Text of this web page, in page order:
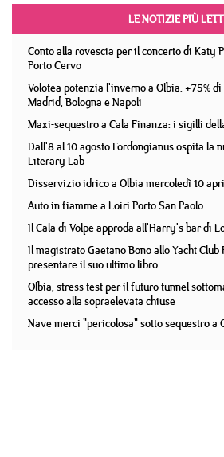
LE NOTIZIE PIÙ
Conto alla rovescia per il concerto di Katy
Porto Cervo
Volotea potenzia l'inverno a Olbia: +75%
Madrid, Bologna e Napoli
Maxi-sequestro a Cala Finanza: i sigilli
Dall'8 al 10 agosto Fordongianus ospita la
Literary Lab
Disservizio idrico a Olbia mercoledì 10
Auto in fiamme a Loiri Porto San Paolo
Il Cala di Volpe approda all'Harry's bar di
Il magistrato Gaetano Bono allo Yacht Club
presentare il suo ultimo libro
Olbia, stress test per il futuro tunnel
accesso alla sopraelevata chiuse
Nave merci "pericolosa" sotto sequestro a